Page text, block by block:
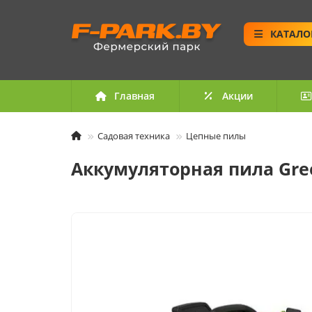
Главная Акции
Садовая техника Цепные пилы
Аккумуляторная пила